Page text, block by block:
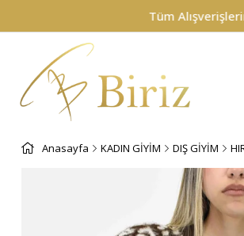
Anasayfa KADIN GİYİM DIŞ GİYİM
Tüm